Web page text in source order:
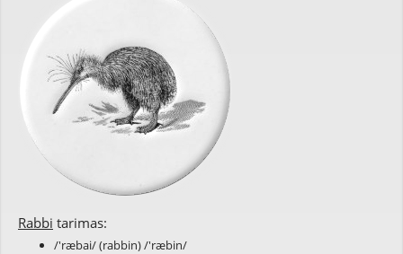
Rabbi tarimas:
/'ræbai/ (rabbin) /'ræbin/